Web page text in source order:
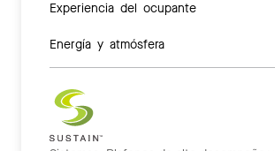
Experiencia del ocupante
Energía y atmósfera